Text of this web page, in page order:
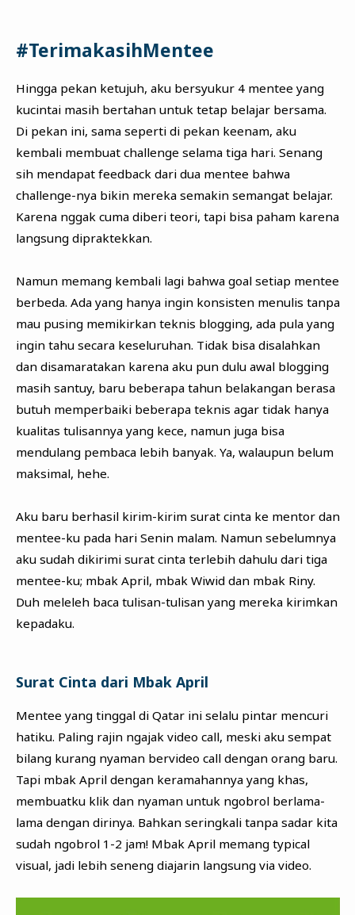
#TerimakasihMentee
Hingga pekan ketujuh, aku bersyukur 4 mentee yang
kucintai masih bertahan untuk tetap belajar bersama.
Di pekan ini, sama seperti di pekan keenam, aku
kembali membuat challenge selama tiga hari. Senang
sih mendapat feedback dari dua mentee bahwa
challenge-nya bikin mereka semakin semangat belajar.
Karena nggak cuma diberi teori, tapi bisa paham karena
langsung dipraktekkan.
Namun memang kembali lagi bahwa goal setiap mentee
berbeda. Ada yang hanya ingin konsisten menulis tanpa
mau pusing memikirkan teknis blogging, ada pula yang
ingin tahu secara keseluruhan. Tidak bisa disalahkan
dan disamaratakan karena aku pun dulu awal blogging
masih santuy, baru beberapa tahun belakangan berasa
butuh memperbaiki beberapa teknis agar tidak hanya
kualitas tulisannya yang kece, namun juga bisa
mendulang pembaca lebih banyak. Ya, walaupun belum
maksimal, hehe.
Aku baru berhasil kirim-kirim surat cinta ke mentor dan
mentee-ku pada hari Senin malam. Namun sebelumnya
aku sudah dikirimi surat cinta terlebih dahulu dari tiga
mentee-ku; mbak April, mbak Wiwid dan mbak Riny.
Duh meleleh baca tulisan-tulisan yang mereka kirimkan
kepadaku.
Surat Cinta dari Mbak April
Mentee yang tinggal di Qatar ini selalu pintar mencuri
hatiku. Paling rajin ngajak video call, meski aku sempat
bilang kurang nyaman bervideo call dengan orang baru.
Tapi mbak April dengan keramahannya yang khas,
membuatku klik dan nyaman untuk ngobrol berlama-
lama dengan dirinya. Bahkan seringkali tanpa sadar kita
sudah ngobrol 1-2 jam! Mbak April memang typical
visual, jadi lebih seneng diajarin langsung via video.